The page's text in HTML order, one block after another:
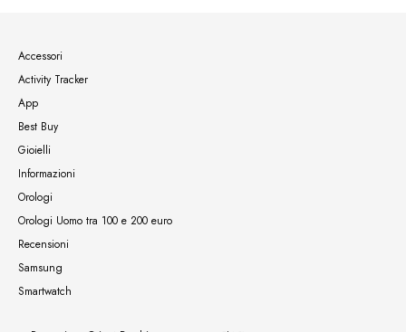
Accessori
Activity Tracker
App
Best Buy
Gioielli
Informazioni
Orologi
Orologi Uomo tra 100 e 200 euro
Recensioni